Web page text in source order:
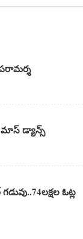
పరామర్శ
మాస్ డ్యాన్స్
ఓట్ల